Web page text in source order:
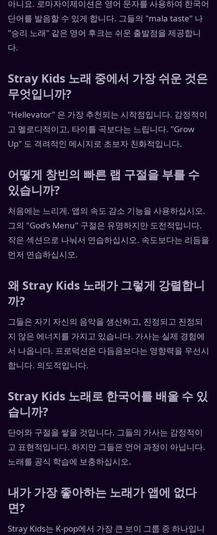
아니요. 로마자이제이션은 영어 문자를 사용하여 한국어
단어를 발음할 수 있게 합니다. 그들의 "mala taste" 나
"승리 노래" 같은 영어 후크는 쉬운 출발점을 제공합니
다.
Stray Kids 노래 중에서 가장 쉬운 것은
무엇입니까?
"Hellevator" 은 가장 추천되는 시작점입니다. 감정적이
고 멜로디적이고, 타이틀 곡보다는 느립니다. "Grow
Up" 도 격려적인 메시지로 초보자 친화적입니다.
어떻게 창빈의 빠른 랩 구절을 부를 수
있습니까?
처음에는 느리게. 앱의 속도 감소 기능을 사용하십시오.
그의 "God's Menu" 구절은 유명하지만 도전적입니다.
작은 섹션으로 나눠서 연습하십시오. 속도보다는 리듬을
먼저 연습하십시오.
왜 Stray Kids 노래가 그렇게 강렬합니
까?
그들은 자기 자신의 음악을 생산하고, 진정되고 진정되
지 않은 에너지를 가지고 있습니다. 가사는 실제 경험에
서 나옵니다. 프로덕션은 다듬음보다는 영향력을 우선시
합니다. 의도적입니다.
Stray Kids 노래로 한국어를 배울 수 있
습니까?
단어와 구절을 쌓을 것입니다. 그들의 가사는 감정적이
고 표현적입니다. 하지만 그들은 언어 과정이 아닙니다.
노래를 공식 학습에 보충하십시오.
내가 가장 좋아하는 노래가 앱에 없다
면?
Stray Kids는 K-pop에서 가장 큰 보이 그룹 중 하나입니